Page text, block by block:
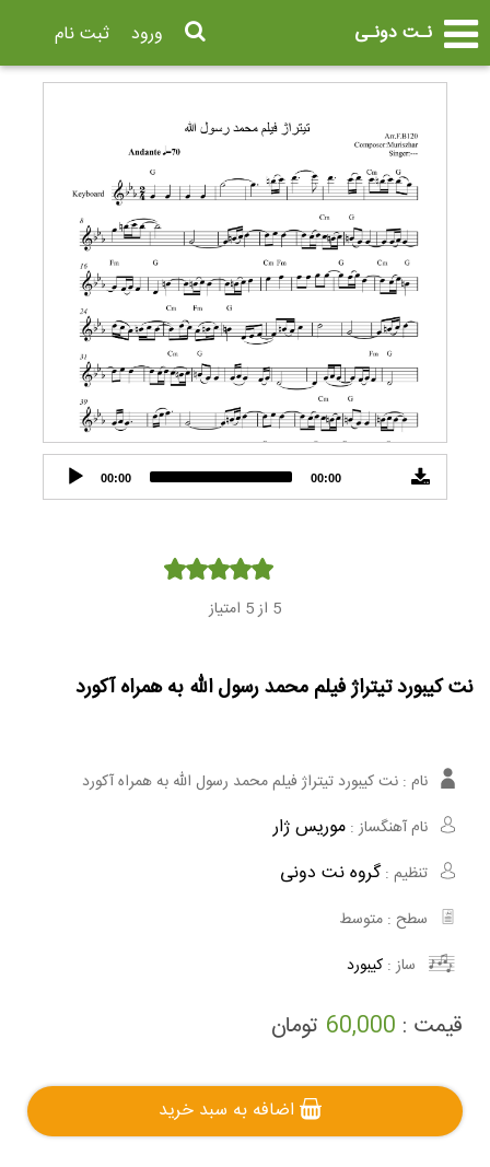
نـت دونـی ثبت نام ورود
Audio
Player
00:00 00:00
5 از 5 امتیاز
نت کیبورد تیتراژ فیلم محمد رسول الله به همراه آکورد
نام : نت کیبورد تیتراژ فیلم محمد رسول الله به همراه آکورد
نام آهنگساز : موریس ژار
تنظیم :گروه نت دونی
سطح : متوسط
ساز : کیبورد
قیمت : 60,000 تومان
اضافه به سبد خرید